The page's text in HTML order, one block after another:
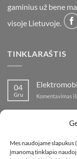
Mes naudojame
įmanomą tinklapio
gaminius už bene
visoje Lietuvoje.
TINKLARAŠTIS
04
Gru Komentavimas
Komentavimas
01 Kaip